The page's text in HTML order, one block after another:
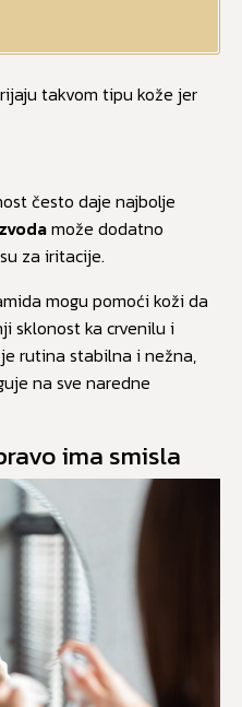
takvom tipu kože jer
često daje najbolje
može dodatno
za iritacije.
mogu pomoći koži da
sklonost ka crvenilu i
rutina stabilna i nežna,
na sve naredne
ima smisla